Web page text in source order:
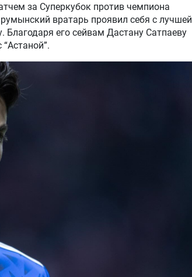
за Суперкубок против чемпиона
вратарь проявил себя с лучшей
его сейвам Дастану Сатпаеву